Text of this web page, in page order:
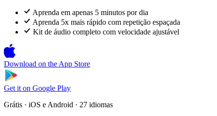
Aprenda em apenas 5 minutos por dia
Aprenda 5x mais rápido com repetição espaçada
Kit de áudio completo com velocidade ajustável
Download on the App Store
Get it on Google Play
Grátis · iOS e Android · 27 idiomas